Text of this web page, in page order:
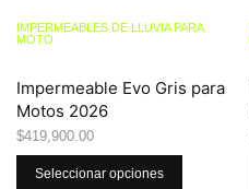
IMPERMEABLES DE LLUVIA PARA
MOTO
Impermeable Evo Gris para
Motos 2026
$419,900.00
Seleccionar opciones